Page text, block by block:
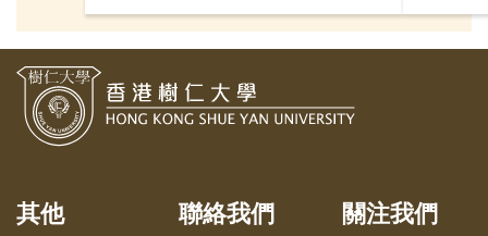
馬山校舍的風光與活力。一直心繫
網球隊並擔任隊長，首年參加大專
聯賽已榮獲亞軍，翌年再戰更奪冠
奮鬥，期望有更多樹仁人為母校增
任李天
其他 聯絡我們 關注我們